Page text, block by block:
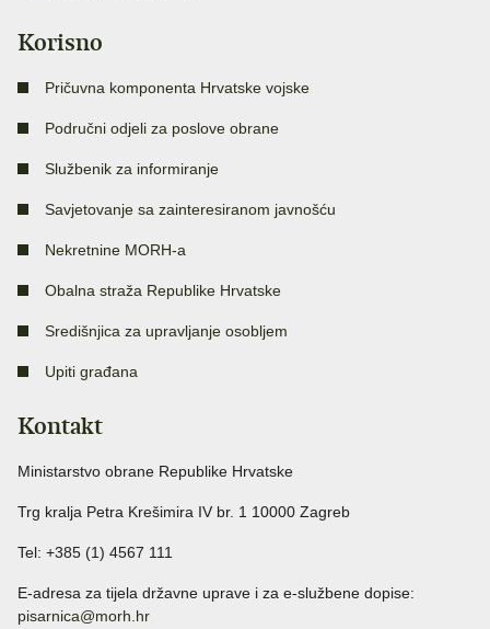
Korisno
Pričuvna komponenta Hrvatske vojske
Područni odjeli za poslove obrane
Službenik za informiranje
Savjetovanje sa zainteresiranom javnošću
Nekretnine MORH-a
Obalna straža Republike Hrvatske
Središnjica za upravljanje osobljem
Upiti građana
Kontakt
Ministarstvo obrane Republike Hrvatske
Trg kralja Petra Krešimira IV br. 1 10000 Zagreb
Tel: +385 (1) 4567 111
E-adresa za tijela državne uprave i za e-službene dopise:
pisarnica@morh.hr